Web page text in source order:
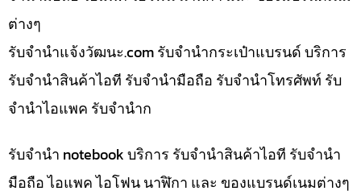
ต่างๆ
รับจํานําแจ้งวัฒนะ.com รับจำนำกระเป๋าแบรนด์ บริการ
รับจำนำสินค้าไอที รับจำนำมือถือ รับจำนำโทรศัพท์ รับ
จำนำไอแพค รับจำนำก
รับจำนำ notebook บริการ รับจำนำสินค้าไอที รับจำนำ
มือถือ ไอแพค ไอโฟน นาฬิกา และ ของแบรนด์เนมต่างๆ